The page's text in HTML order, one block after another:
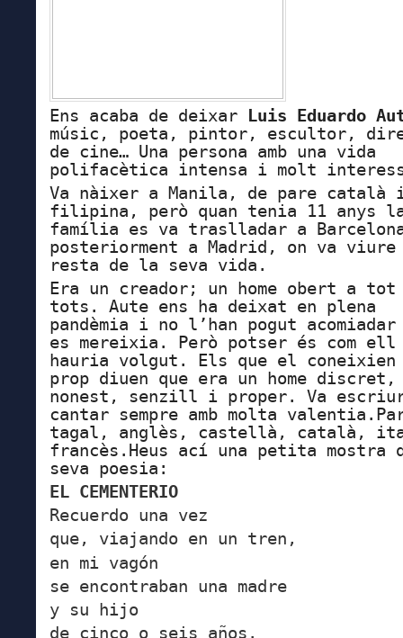
Ens acaba de deixar
Luis Eduardo
músic, poeta, pintor, escultor,
de cine… Una persona amb una vida
polifacètica intensa i molt
Va nàixer a Manila, de pare català i
filipina, però quan tenia 11 anys
família es va traslladar a
posteriorment a Madrid, on va
resta de la seva vida.
Era un creador; un home obert a
tots. Aute ens ha deixat en plena
pandèmia i no l’han pogut acomiadar
es mereixia. Però potser és com ell
hauria volgut. Els que el coneixien
prop diuen que era un home discret,
nonest, senzill i proper. Va
cantar sempre amb molta valentia.
tagal, anglès, castellà, català,
francès.Heus ací una petita mostra
seva poesia:
EL CEMENTERIO
Recuerdo una vez
que, viajando en un tren,
en mi vagón
se encontraban una madre
y su hijo
de cinco o seis años.